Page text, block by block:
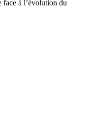
face à l’évolution du